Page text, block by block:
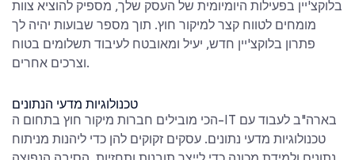
בלוקצ'יין בפעילות היומיומית של העסק שלך, מספיק להוציא צוות
מומחים לטווח קצר למיקור חוץ. תוך מספר שבועות יהיה לך
פתרון בלוקצ'יין חדש, יעיל ומאובטח לעיבוד תשלומים בטוח
וצרכים אחרים.
טכנולוגיות מדעי הנתונים
הכי מובילים
חברות מיקור חוץ בתחום ה-IT בארה"ב לעבוד עם
טכנולוגיות מדעי נתונים. עסקים זקוקים להן כדי ליהנות מניתוח